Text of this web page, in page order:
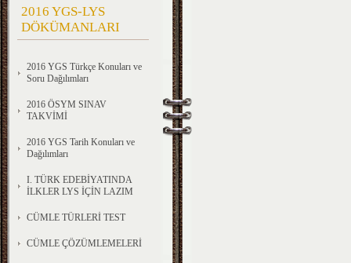
2016 YGS-LYS
DÖKÜMANLARI
2016 YGS Türkçe Konuları ve
Soru Dağılımları
2016 ÖSYM SINAV
TAKVİMİ
2016 YGS Tarih Konuları ve
Dağılımları
I. TÜRK EDEBİYATINDA
İLKLER LYS İÇİN LAZIM
CÜMLE TÜRLERİ TEST
CÜMLE ÇÖZÜMLEMELERİ